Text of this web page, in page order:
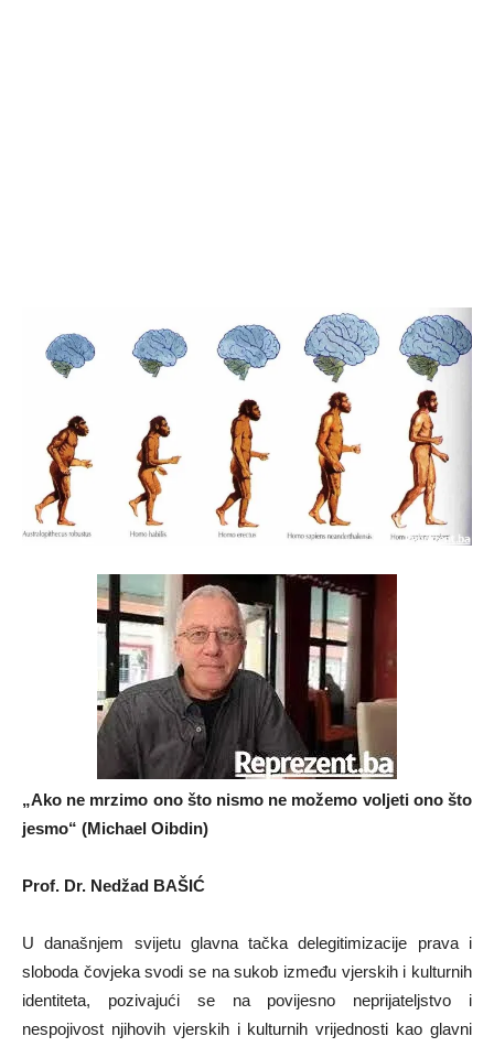
„Ako ne mrzimo ono što nismo ne možemo voljeti ono što
jesmo“ (Michael Oibdin)
Prof. Dr. Nedžad BAŠIĆ
U današnjem svijetu glavna tačka delegitimizacije prava i
sloboda čovjeka svodi se na sukob između vjerskih i kulturnih
identiteta, pozivajući se na povijesno neprijateljstvo i
nespojivost njihovih vjerskih i kulturnih vrijednosti kao glavni